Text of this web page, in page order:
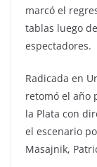
marcó el
tablas luego
espectadores.
Radicada en
retomó el año
la Plata con
el escenario
Masajnik,